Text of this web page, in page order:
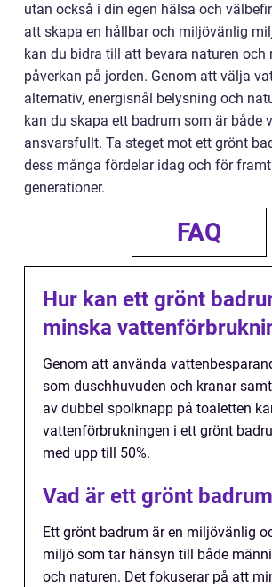
utan också i din egen hälsa och
att skapa en hållbar och miljövänlig
kan du bidra till att bevara naturen och
påverkan på jorden. Genom att välja
alternativ, energisnål belysning och
kan du skapa ett badrum som är både
ansvarsfullt. Ta steget mot ett grönt
dess många fördelar idag och för
generationer.
FAQ
Hur kan ett grönt
minska
Genom att använda
som duschhuvuden och kranar
av dubbel spolknapp på toaletten
vattenförbrukningen i ett grönt
med upp till 50%.
Vad är ett grönt
Ett grönt badrum är en miljövänlig
miljö som tar hänsyn till både
och naturen. Det fokuserar på att